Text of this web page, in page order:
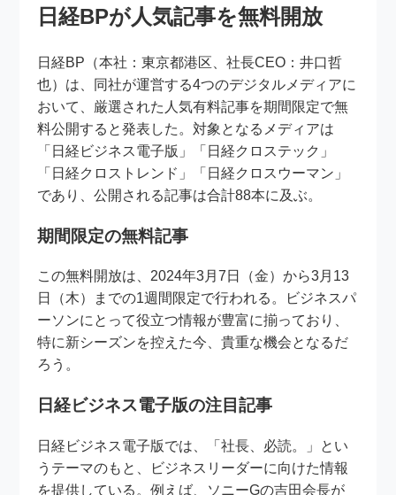
日経BPが人気記事を無料開放
日経BP（本社：東京都港区、社長CEO：井口哲
也）は、同社が運営する4つのデジタルメディアに
おいて、厳選された人気有料記事を期間限定で無
料公開すると発表した。対象となるメディアは
「日経ビジネス電子版」「日経クロステック」
「日経クロストレンド」「日経クロスウーマン」
であり、公開される記事は合計88本に及ぶ。
期間限定の無料記事
この無料開放は、2024年3月7日（金）から3月13
日（木）までの1週間限定で行われる。ビジネスパ
ーソンにとって役立つ情報が豊富に揃っており、
特に新シーズンを控えた今、貴重な機会となるだ
ろう。
日経ビジネス電子版の注目記事
日経ビジネス電子版では、「社長、必読。」とい
うテーマのもと、ビジネスリーダーに向けた情報
を提供している。例えば、ソニーGの吉田会長が